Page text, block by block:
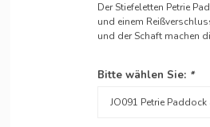
Der Stiefeletten Petrie
und einem
und der Schaft machen
Bitte wählen Sie: *